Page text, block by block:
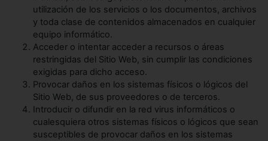
utilización de los servicios o los documentos, archivos
y toda clase de contenidos almacenados en cualquier
equipo informático.
Acceder o intentar acceder a recursos o áreas
restringidas del Sitio Web, sin cumplir las condiciones
exigidas para dicho acceso.
Provocar daños en los sistemas físicos o lógicos del
Sitio Web, de sus proveedores o de terceros.
Introducir o difundir en la red virus informáticos o
cualesquiera otros sistemas físicos o lógicos que sean
susceptibles de provocar daños en los sistemas